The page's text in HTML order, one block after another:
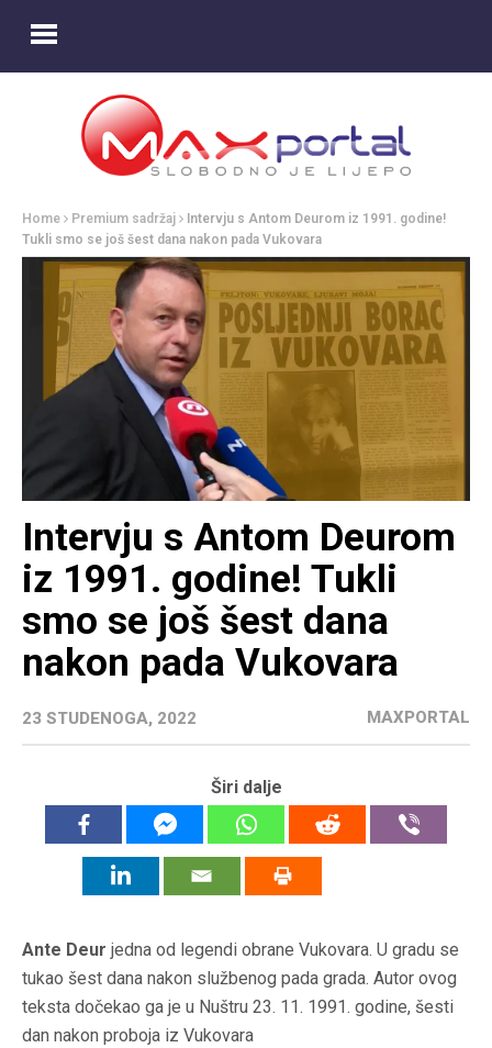
Home Premium sadržaj
Intervju s Antom Deurom iz 1991. godine!
Tukli smo se još šest dana nakon pada Vukovara
Intervju s Antom Deurom
iz 1991. godine! Tukli
smo se još šest dana
nakon pada Vukovara
23 STUDENOGA, 2022 MAXPORTAL
Širi dalje
Ante Deur jedna od legendi obrane Vukovara. U gradu se
tukao šest dana nakon službenog pada grada. Autor ovog
teksta dočekao ga je u Nuštru 23. 11. 1991. godine, šesti
dan nakon proboja iz Vukovara